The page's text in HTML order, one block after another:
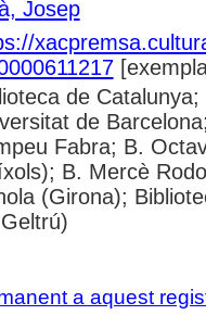
Josep
de
de
Fabra; B.
B. Mercè
(Girona);
a aquest